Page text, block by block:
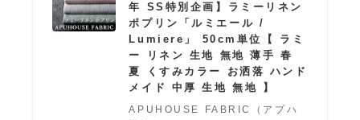
年 SS特別企画】ラミーリネン
ポプリン「ルミエール /
Lumiere」 50cm単位【 ラミ
ー リネン 生地 無地 薄手 春
夏 くすみカラー お洒落 ハンド
メイド 中厚 生地 無地 】
APUHOUSE FABRIC（アプハ